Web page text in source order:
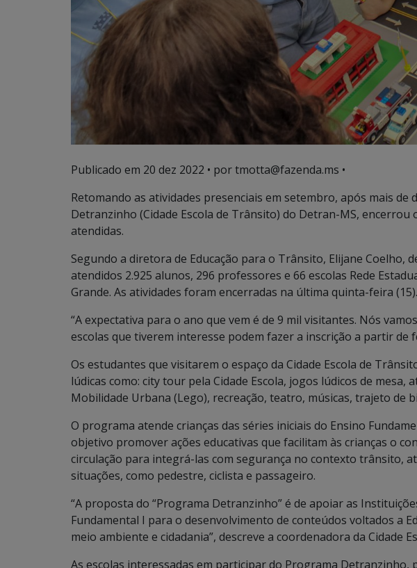
Publicado em 20 dez 2022 • por tmotta@fazenda.ms •
Retomando as atividades presenciais em setembro, após mais de
Detranzinho (Cidade Escola de Trânsito) do Detran-MS, encerrou
atendidas.
Segundo a diretora de Educação para o Trânsito, Elijane Coelho,
atendidos 2.925 alunos, 296 professores e 66 escolas Rede
Grande. As atividades foram encerradas na última quinta-feira (15).
“A expectativa para o ano que vem é de 9 mil visitantes. Nós
escolas que tiverem interesse podem fazer a inscrição a partir de
Os estudantes que visitarem o espaço da Cidade Escola de
lúdicas como: city tour pela Cidade Escola, jogos lúdicos de mesa,
Mobilidade Urbana (Lego), recreação, teatro, músicas, trajeto de
O programa atende crianças das séries iniciais do Ensino
objetivo promover ações educativas que facilitam às crianças o
circulação para integrá-las com segurança no contexto trânsito,
situações, como pedestre, ciclista e passageiro.
“A proposta do “Programa Detranzinho” é de apoiar as
Fundamental I para o desenvolvimento de conteúdos voltados a
meio ambiente e cidadania”, descreve a coordenadora da Cidade
As escolas interessadas em participar do Programa